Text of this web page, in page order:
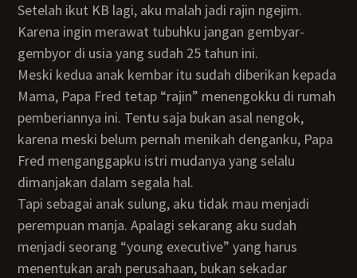
Setelah ikut KB lagi, aku malah jadi rajin ngejim.
Karena ingin merawat tubuhku jangan gembyar-
gembyor di usia yang sudah 25 tahun ini.
Meski kedua anak kembar itu sudah diberikan kepada
Mama, Papa Fred tetap “rajin” menengokku di rumah
pemberiannya ini. Tentu saja bukan asal nengok,
karena meski belum pernah menikah denganku, Papa
Fred menganggapku istri mudanya yang selalu
dimanjakan dalam segala hal.
Tapi sebagai anak sulung, aku tidak mau menjadi
perempuan manja. Apalagi sekarang aku sudah
menjadi seorang “young executive” yang harus
menentukan arah perusahaan, bukan sekadar